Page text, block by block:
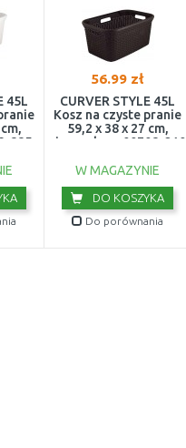
45L
885
56.99 zł
CURVER STYLE 45L
Kosz na czyste pranie
59,2 x 38 x 27 cm,
ciemny brąz 00708-210
W MAGAZYNIE
DO KOSZYKA
Do porównania